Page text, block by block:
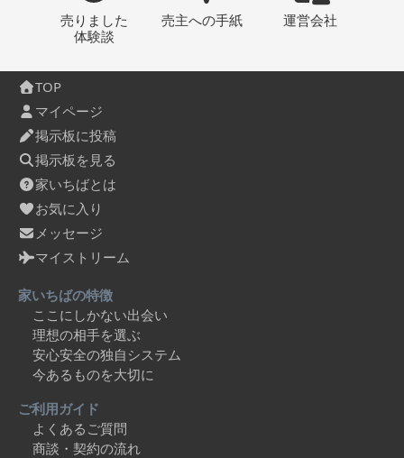
売りました
体験談
売主への手紙 運営会社
TOP
マイページ
掲示板に投稿
掲示板を見る
家いちばとは
お気に入り
メッセージ
マイストリーム
家いちばの特徴
ここにしかない出会い
理想の相手を選ぶ
安心安全の独自システム
今あるものを大切に
ご利用ガイド
よくあるご質問
商談・契約の流れ